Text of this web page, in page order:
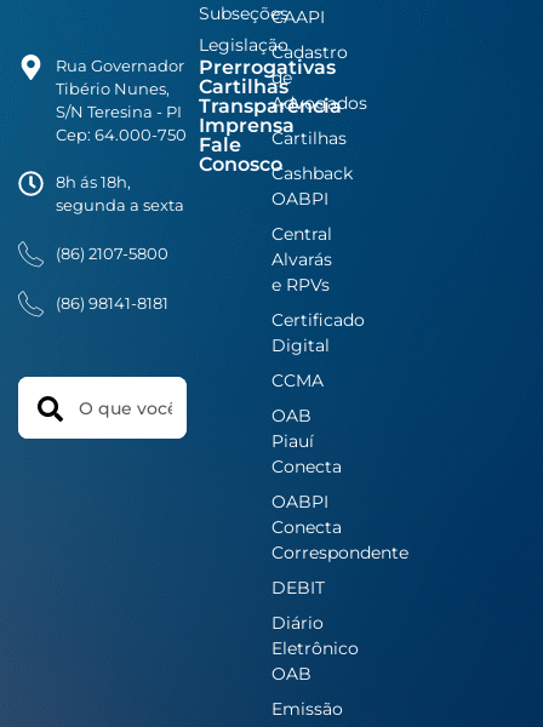
Rua Governador
Tibério Nunes,
S/N Teresina - PI
Cep: 64.000-750
8h ás 18h,
segunda a sexta
(86) 2107-5800
(86) 98141-8181
Search
Subseções
Legislação
Prerrogativas
Cartilhas
Transparência
Imprensa
Fale
Conosco
CAAPI
Cadastro
de
Advogados
Cartilhas
Cashback
OABPI
Central
Alvarás
e RPVs
Certificado
Digital
CCMA
OAB
Piauí
Conecta
OABPI
Conecta
Correspondente
DEBIT
Diário
Eletrônico
OAB
Emissão